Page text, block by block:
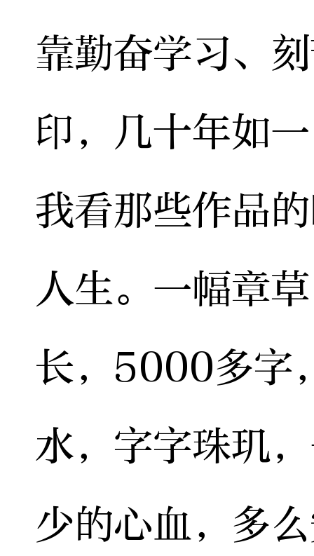
靠勤奋学习、
印，几十年如
我看那些作品
人生。一幅章
长，5000多字
水，字字珠玑
少的心血，多